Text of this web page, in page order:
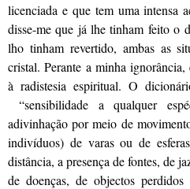
licenciada e que tem uma intensa
disse-me que já lhe tinham feito o
lho tinham revertido, ambas as
cristal. Perante a minha
à radistesia espiritual. O
“sensibilidade a qualquer
adivinhação por meio de
indivíduos) de varas ou de
distância, a presença de fontes, de
de doenças, de objectos